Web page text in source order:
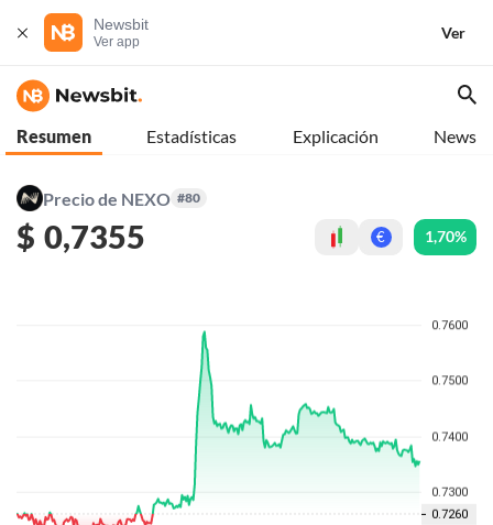
Newsbit
Ver app
Ver
Resumen Estadísticas Explicación News
Precio de NEXO #80
$ 0,7355 € 1,70%